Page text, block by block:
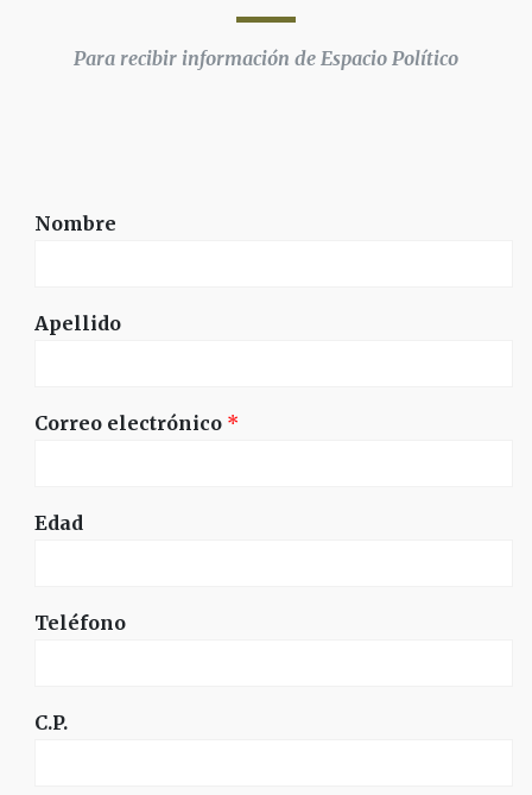
Para recibir información de Espacio Político
Nombre
Apellido
Correo electrónico *
Edad
Teléfono
C.P.